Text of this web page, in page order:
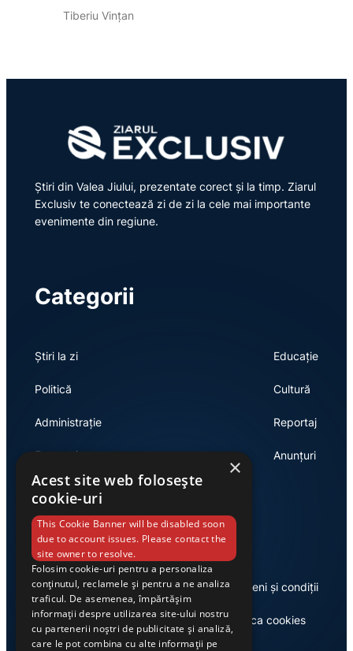
Tiberiu Vințan
Știri din Valea Jiului, prezentate corect și la timp. Ziarul
Exclusiv te conectează zi de zi la cele mai importante
evenimente din regiune.
Categorii
Știri la zi
Politică
Administrație
Economie
Educație
Cultură
Reportaj
Anunțuri
Link-uri utile
Despre noi
Casa de editură Exclusiv
Termeni și condiții
Politica cookies
×
Acest site web folosește
cookie-uri
This Cookie Banner will be disabled soon
due to account issues. Please contact the
site owner to resolve.
Folosim cookie-uri pentru a personaliza
conținutul, reclamele și pentru a ne analiza
traficul. De asemenea, împărtășim
informații despre utilizarea site-ului nostru
cu partenerii noștri de publicitate și analiză,
care le pot combina cu alte informații pe